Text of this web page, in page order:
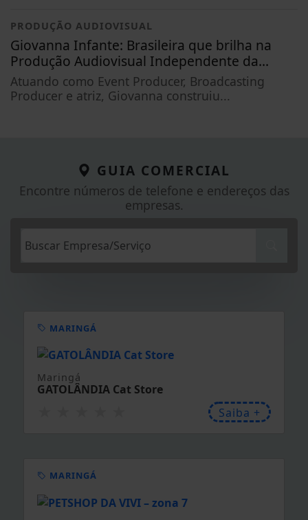
PRODUÇÃO AUDIOVISUAL
Giovanna Infante: Brasileira que brilha na
Produção Audiovisual Independente da...
Atuando como Event Producer, Broadcasting
Producer e atriz, Giovanna construiu...
GUIA COMERCIAL
Encontre números de telefone e endereços das
empresas.
NOVA ESPERANÇA
Nova Esperança
Clínica de estética Palma
Saiba +
MARINGÁ